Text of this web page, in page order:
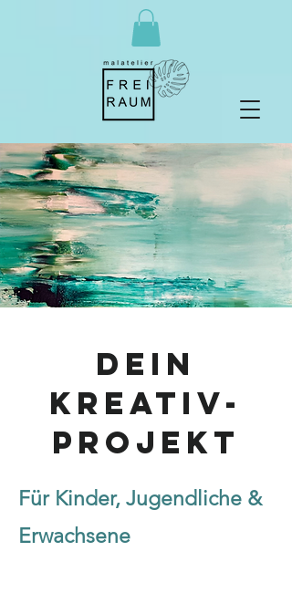
Dein
Kreativ-
Projekt
Für Kinder, Jugendliche &
Erwachsene